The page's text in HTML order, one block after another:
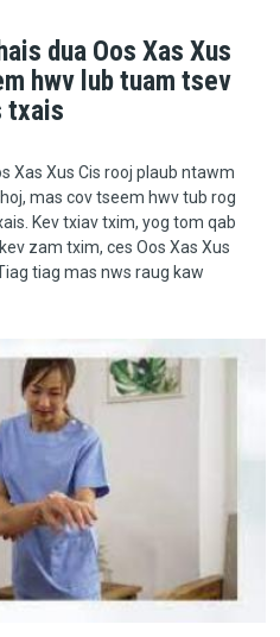
dua Oos Xas Xus
hwv lub tuam tsev
txais
Xas Xus Cis rooj plaub ntawm
mas cov tseem hwv tub rog
Kev txiav txim, yog tom qab
zam txim, ces Oos Xas Xus
tiag mas nws raug kaw